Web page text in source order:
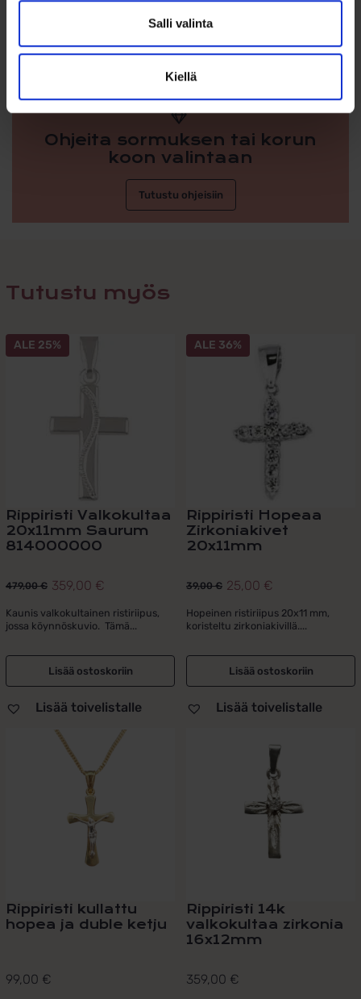
Salli valinta
Kiellä
Tyylikäs ja ajaton muotoilu
Sopii rippiristiksi tytölle
Ohjeita sormuksen tai korun
koon valintaan
Tutustu ohjeisiin
Tutustu myös
ALE 25%
Rippiristi Valkokultaa
20x11mm Saurum
814000000
479,00€
Alkuperäinen
hinta
oli:
479,00 €.
359,00 €
Nykyinen
hinta
on:
359,00 €.
Kaunis valkokultainen ristiriipus,
jossa köynnöskuvio. Tämä...
Lisää ostoskoriin
Lisää toivelistalle
ALE 36%
Rippiristi Hopeaa
Zirkoniakivet
20x11mm
39,00€
Alkuperäinen
hinta
oli:
39,00 €.
25,00 €
Nykyinen
hinta
on:
25,00 €.
Hopeinen ristiriipus 20x11 mm,
koristeltu zirkoniakivillä....
Lisää ostoskoriin
Lisää toivelistalle
Rippiristi kullattu
hopea ja duble ketju
99,00 €
Rippiristi 14k
valkokultaa zirkonia
16x12mm
359,00 €